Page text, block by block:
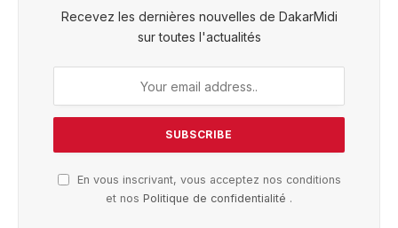
Recevez les dernières nouvelles de DakarMidi
sur toutes l'actualités
En vous inscrivant, vous acceptez nos conditions
et nos Politique de confidentialité .